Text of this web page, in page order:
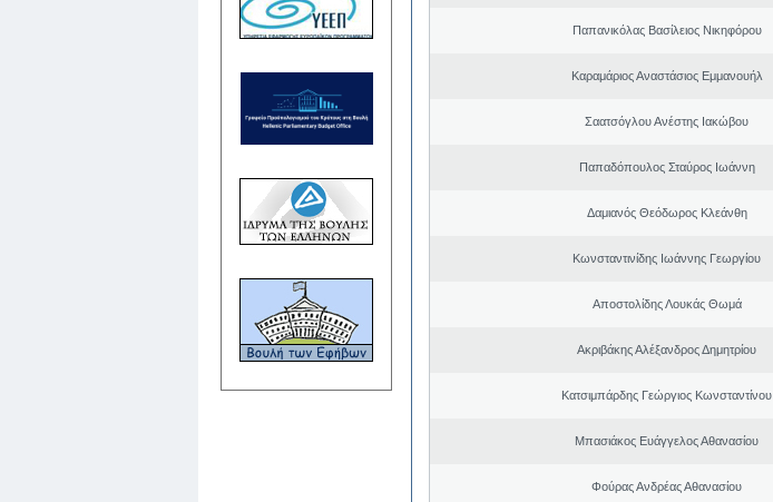
Παπανικόλας Βασίλειος Νικηφόρου
Καραμάριος Αναστάσιος Εμμανουήλ
Σαατσόγλου Ανέστης Ιακώβου
Παπαδόπουλος Σταύρος Ιωάννη
Δαμιανός Θεόδωρος Κλεάνθη
Κωνσταντινίδης Ιωάννης Γεωργίου
Αποστολίδης Λουκάς Θωμά
Ακριβάκης Αλέξανδρος Δημητρίου
Κατσιμπάρδης Γεώργιος Κωνσταντίνου
Μπασιάκος Ευάγγελος Αθανασίου
Φούρας Ανδρέας Αθανασίου